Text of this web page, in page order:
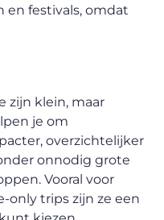
en festivals, omdat
zijn klein, maar
je om
overzichtelijker
onnodig grote
Vooral voor
only trips zijn ze een